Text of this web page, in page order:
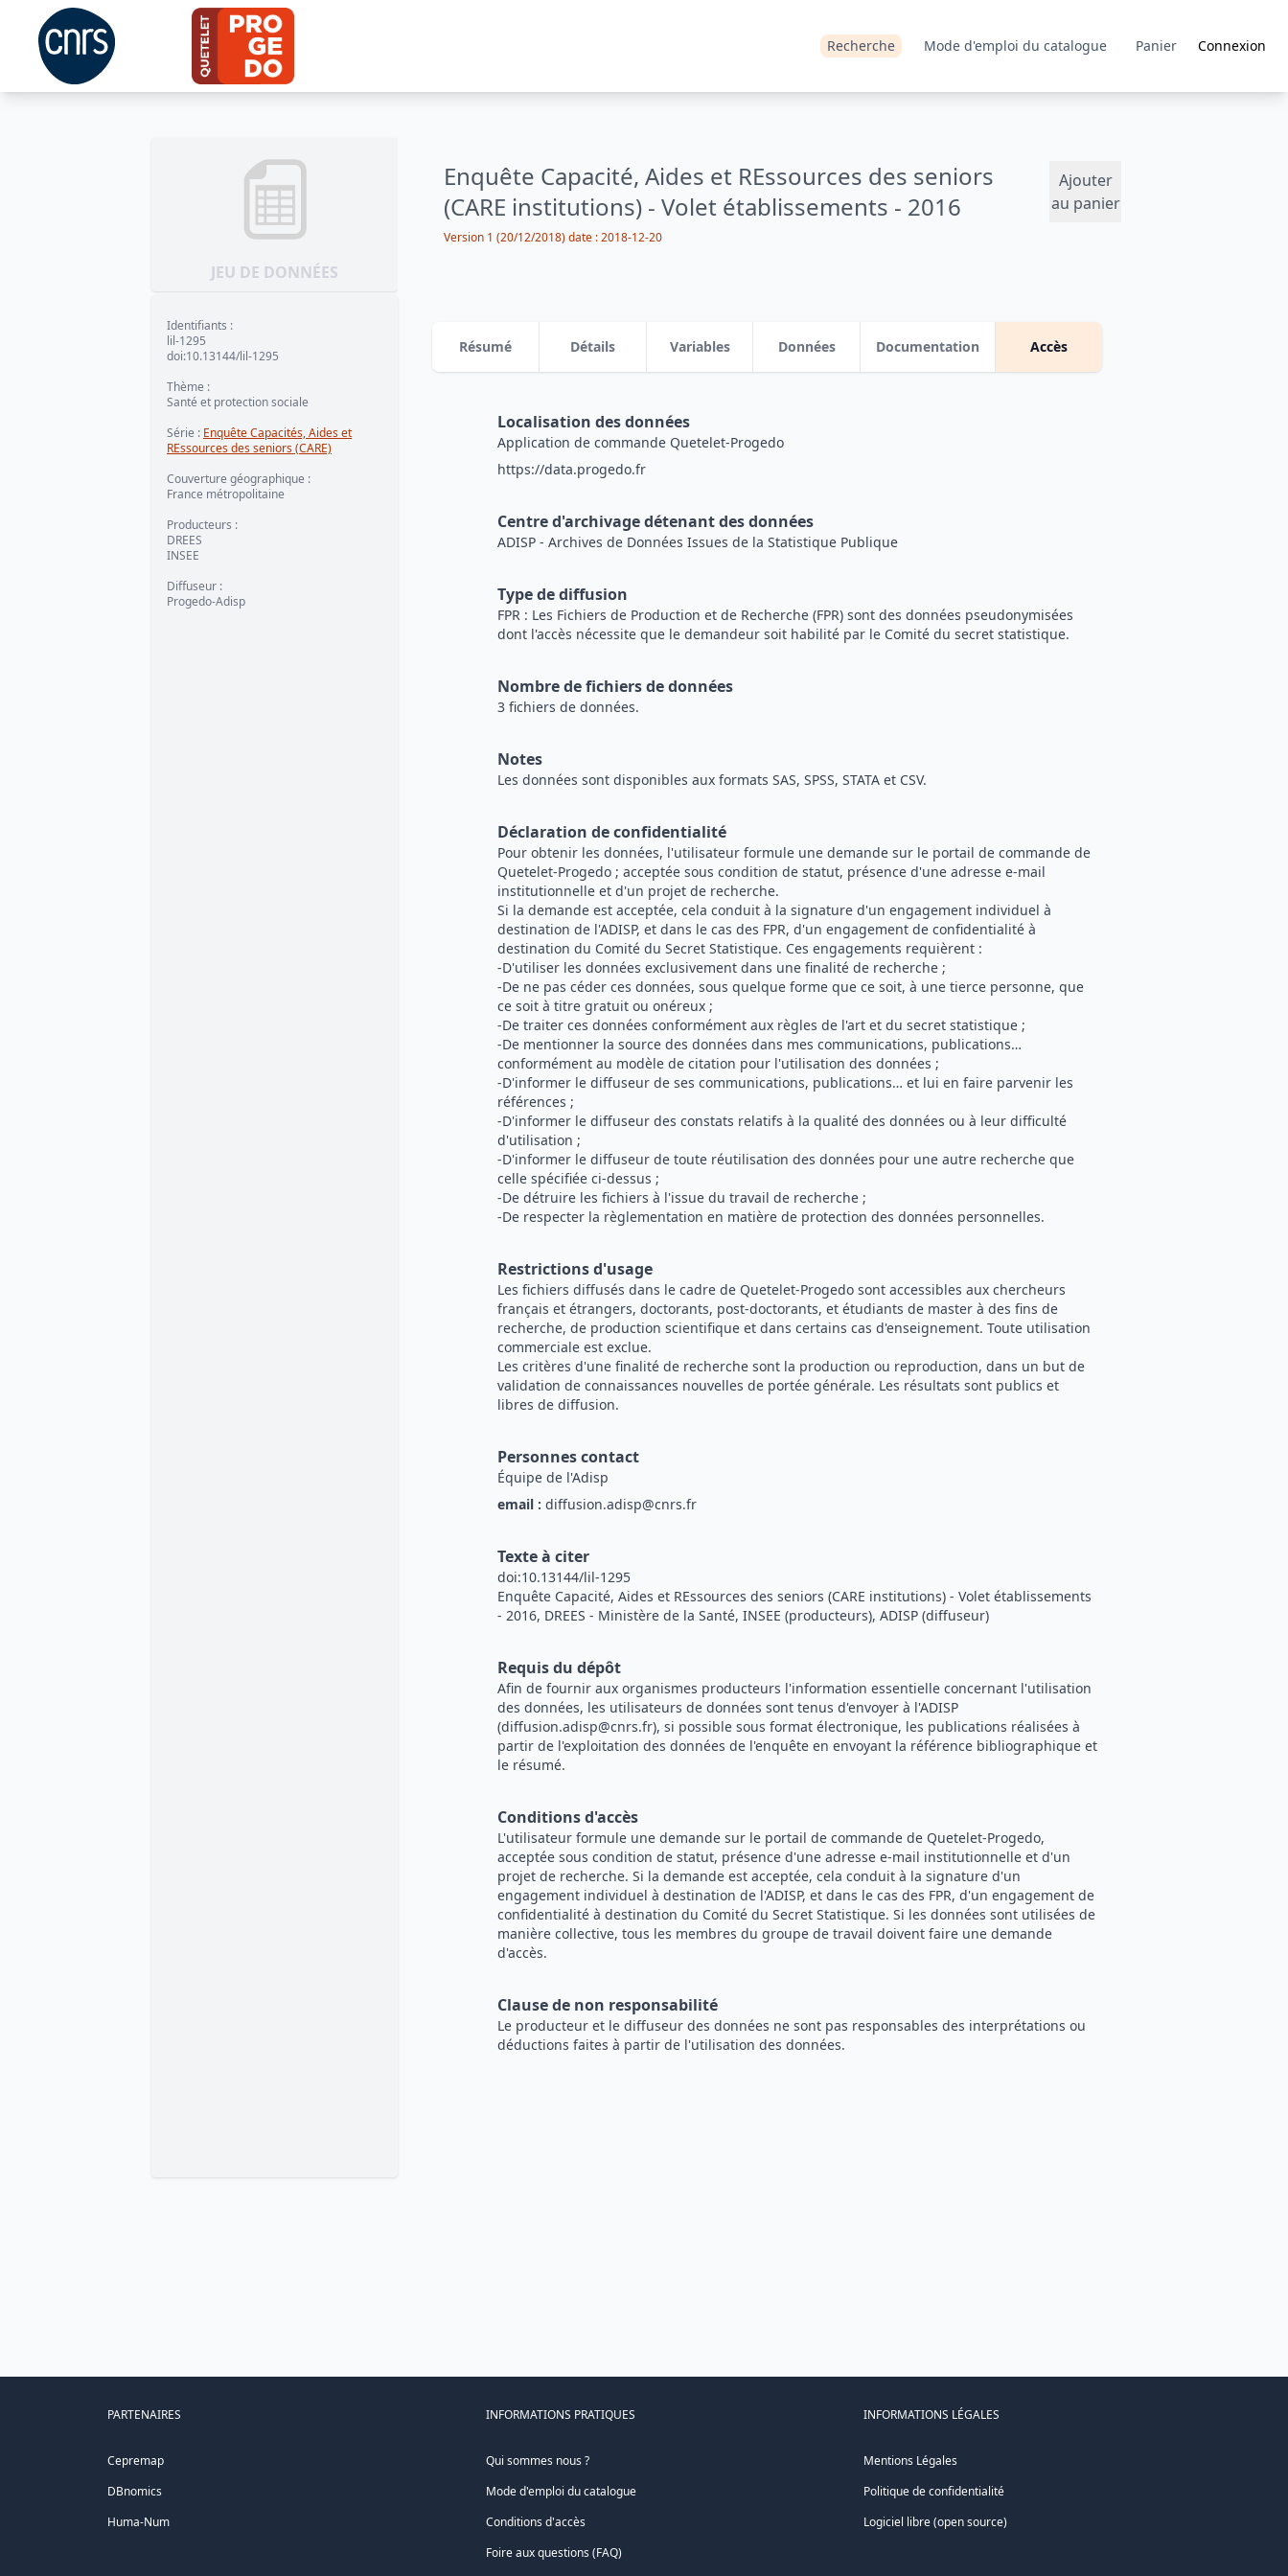
Recherche Mode d'emploi du catalogue Panier Connexion
JEU DE DONNÉES
Enquête Capacité, Aides et REssources des seniors
(CARE institutions) - Volet établissements - 2016
Ajouter
au panier
Version 1 (20/12/2018)date :2018-12-20
Identifiants :
lil-1295
doi:10.13144/lil-1295
Thème :
Santé et protection sociale
Série : Enquête Capacités, Aides et
REssources des seniors (CARE)
Couverture géographique :
France métropolitaine
Producteurs :
DREES
INSEE
Diffuseur :
Progedo-Adisp
Résumé Détails Variables Données Documentation Accès
Localisation des données
Application de commande Quetelet-Progedo
https://data.progedo.fr
Centre d'archivage détenant des données
ADISP - Archives de Données Issues de la Statistique Publique
Type de diffusion
FPR : Les Fichiers de Production et de Recherche (FPR) sont des données pseudonymisées
dont l'accès nécessite que le demandeur soit habilité par le Comité du secret statistique.
Nombre de fichiers de données
3 fichiers de données.
Notes
Les données sont disponibles aux formats SAS, SPSS, STATA et CSV.
Déclaration de confidentialité
Pour obtenir les données, l'utilisateur formule une demande sur le portail de commande de
Quetelet-Progedo ; acceptée sous condition de statut, présence d'une adresse e-mail
institutionnelle et d'un projet de recherche.
Si la demande est acceptée, cela conduit à la signature d'un engagement individuel à
destination de l'ADISP, et dans le cas des FPR, d'un engagement de confidentialité à
destination du Comité du Secret Statistique. Ces engagements requièrent :
-D'utiliser les données exclusivement dans une finalité de recherche ;
-De ne pas céder ces données, sous quelque forme que ce soit, à une tierce personne, que
ce soit à titre gratuit ou onéreux ;
-De traiter ces données conformément aux règles de l'art et du secret statistique ;
-De mentionner la source des données dans mes communications, publications…
conformément au modèle de citation pour l'utilisation des données ;
-D'informer le diffuseur de ses communications, publications… et lui en faire parvenir les
références ;
-D'informer le diffuseur des constats relatifs à la qualité des données ou à leur difficulté
d'utilisation ;
-D'informer le diffuseur de toute réutilisation des données pour une autre recherche que
celle spécifiée ci-dessus ;
-De détruire les fichiers à l'issue du travail de recherche ;
-De respecter la règlementation en matière de protection des données personnelles.
Restrictions d'usage
Les fichiers diffusés dans le cadre de Quetelet-Progedo sont accessibles aux chercheurs
français et étrangers, doctorants, post-doctorants, et étudiants de master à des fins de
recherche, de production scientifique et dans certains cas d'enseignement. Toute utilisation
commerciale est exclue.
Les critères d'une finalité de recherche sont la production ou reproduction, dans un but de
validation de connaissances nouvelles de portée générale. Les résultats sont publics et
libres de diffusion.
Personnes contact
Équipe de l'Adisp
email : diffusion.adisp@cnrs.fr
Texte à citer
doi:10.13144/lil-1295
Enquête Capacité, Aides et REssources des seniors (CARE institutions) - Volet établissements
- 2016, DREES - Ministère de la Santé, INSEE (producteurs), ADISP (diffuseur)
Requis du dépôt
Afin de fournir aux organismes producteurs l'information essentielle concernant l'utilisation
des données, les utilisateurs de données sont tenus d'envoyer à l'ADISP
(diffusion.adisp@cnrs.fr), si possible sous format électronique, les publications réalisées à
partir de l'exploitation des données de l'enquête en envoyant la référence bibliographique et
le résumé.
Conditions d'accès
L'utilisateur formule une demande sur le portail de commande de Quetelet-Progedo,
acceptée sous condition de statut, présence d'une adresse e-mail institutionnelle et d'un
projet de recherche. Si la demande est acceptée, cela conduit à la signature d'un
engagement individuel à destination de l'ADISP, et dans le cas des FPR, d'un engagement de
confidentialité à destination du Comité du Secret Statistique. Si les données sont utilisées de
manière collective, tous les membres du groupe de travail doivent faire une demande
d'accès.
Clause de non responsabilité
Le producteur et le diffuseur des données ne sont pas responsables des interprétations ou
déductions faites à partir de l'utilisation des données.
PARTENAIRES
Cepremap
DBnomics
Huma-Num
INFORMATIONS PRATIQUES
Qui sommes nous ?
Mode d'emploi du catalogue
Conditions d'accès
Foire aux questions (FAQ)
INFORMATIONS LÉGALES
Mentions Légales
Politique de confidentialité
Logiciel libre (open source)